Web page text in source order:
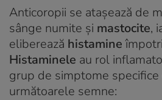
Anticoropii se atașează de
sânge numite și mastocite,
eliberează histamine
Histaminele au rol
grup de simptome
următoarele semne: